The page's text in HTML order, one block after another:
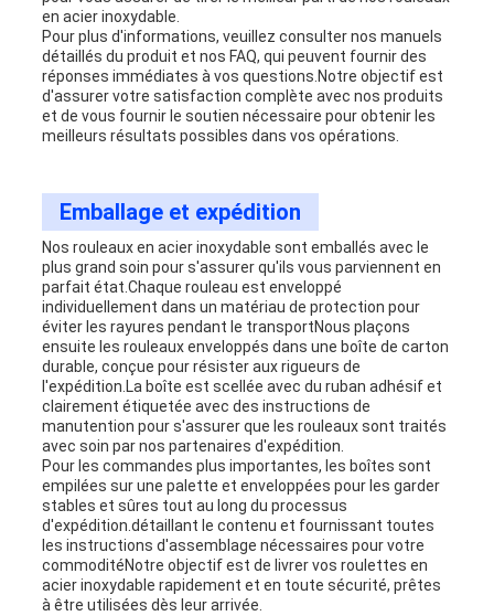
en acier inoxydable.
Pour plus d'informations, veuillez consulter nos manuels
détaillés du produit et nos FAQ, qui peuvent fournir des
réponses immédiates à vos questions.Notre objectif est
d'assurer votre satisfaction complète avec nos produits
et de vous fournir le soutien nécessaire pour obtenir les
meilleurs résultats possibles dans vos opérations.
Emballage et expédition
Nos rouleaux en acier inoxydable sont emballés avec le
plus grand soin pour s'assurer qu'ils vous parviennent en
parfait état.Chaque rouleau est enveloppé
individuellement dans un matériau de protection pour
éviter les rayures pendant le transportNous plaçons
ensuite les rouleaux enveloppés dans une boîte de carton
durable, conçue pour résister aux rigueurs de
l'expédition.La boîte est scellée avec du ruban adhésif et
clairement étiquetée avec des instructions de
manutention pour s'assurer que les rouleaux sont traités
avec soin par nos partenaires d'expédition.
Pour les commandes plus importantes, les boîtes sont
empilées sur une palette et enveloppées pour les garder
stables et sûres tout au long du processus
d'expédition.détaillant le contenu et fournissant toutes
les instructions d'assemblage nécessaires pour votre
commoditéNotre objectif est de livrer vos roulettes en
acier inoxydable rapidement et en toute sécurité, prêtes
à être utilisées dès leur arrivée.